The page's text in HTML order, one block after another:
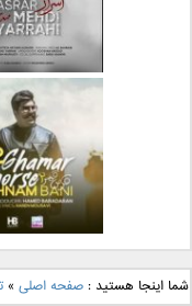
دانلود آهنگ
یراحی بنام
دانلود آهنگ
بانی بنام قرص شما اینجا هستید :صفحه اصلی »